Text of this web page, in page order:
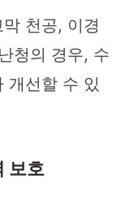
천공, 이경
청의 경우, 수
개선할 수 있
보호